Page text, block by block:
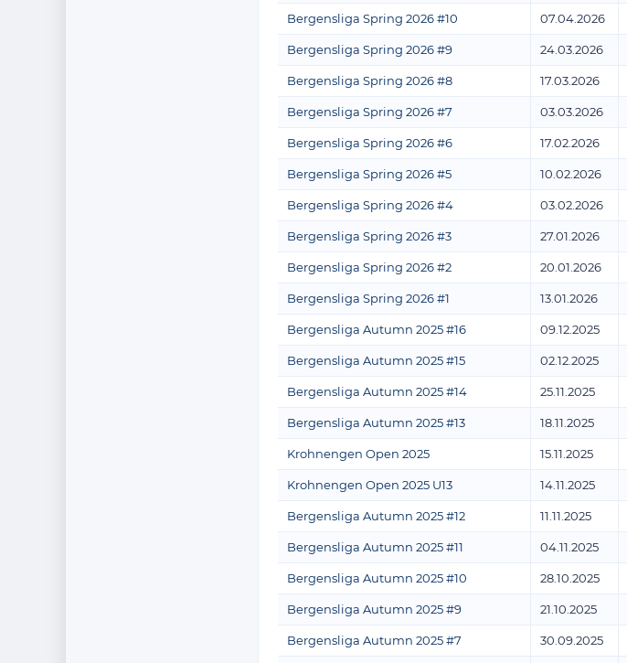
Bergensliga Spring 2026 #10 07.04.2026
Bergensliga Spring 2026 #9 24.03.2026
Bergensliga Spring 2026 #8 17.03.2026
Bergensliga Spring 2026 #7 03.03.2026
Bergensliga Spring 2026 #6 17.02.2026
Bergensliga Spring 2026 #5 10.02.2026
Bergensliga Spring 2026 #4 03.02.2026
Bergensliga Spring 2026 #3 27.01.2026
Bergensliga Spring 2026 #2 20.01.2026
Bergensliga Spring 2026 #1 13.01.2026
Bergensliga Autumn 2025 #16 09.12.2025
Bergensliga Autumn 2025 #15 02.12.2025
Bergensliga Autumn 2025 #14 25.11.2025
Bergensliga Autumn 2025 #13 18.11.2025
Krohnengen Open 2025 15.11.2025
Krohnengen Open 2025 U13 14.11.2025
Bergensliga Autumn 2025 #12 11.11.2025
Bergensliga Autumn 2025 #11 04.11.2025
Bergensliga Autumn 2025 #10 28.10.2025
Bergensliga Autumn 2025 #9 21.10.2025
Bergensliga Autumn 2025 #7 30.09.2025